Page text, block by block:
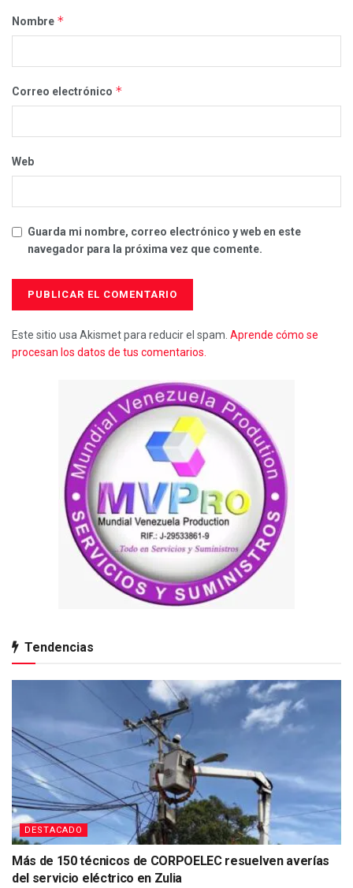
Nombre *
Correo electrónico *
Web
Guarda mi nombre, correo electrónico y web en este
navegador para la próxima vez que comente.
Este sitio usa Akismet para reducir el spam. Aprende cómo se
procesan los datos de tus comentarios.
Tendencias
DESTACADO
Más de 150 técnicos de CORPOELEC resuelven averías
del servicio eléctrico en Zulia